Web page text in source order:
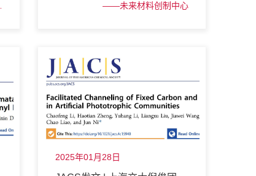
——未来材料创制中心
2025年01月28日